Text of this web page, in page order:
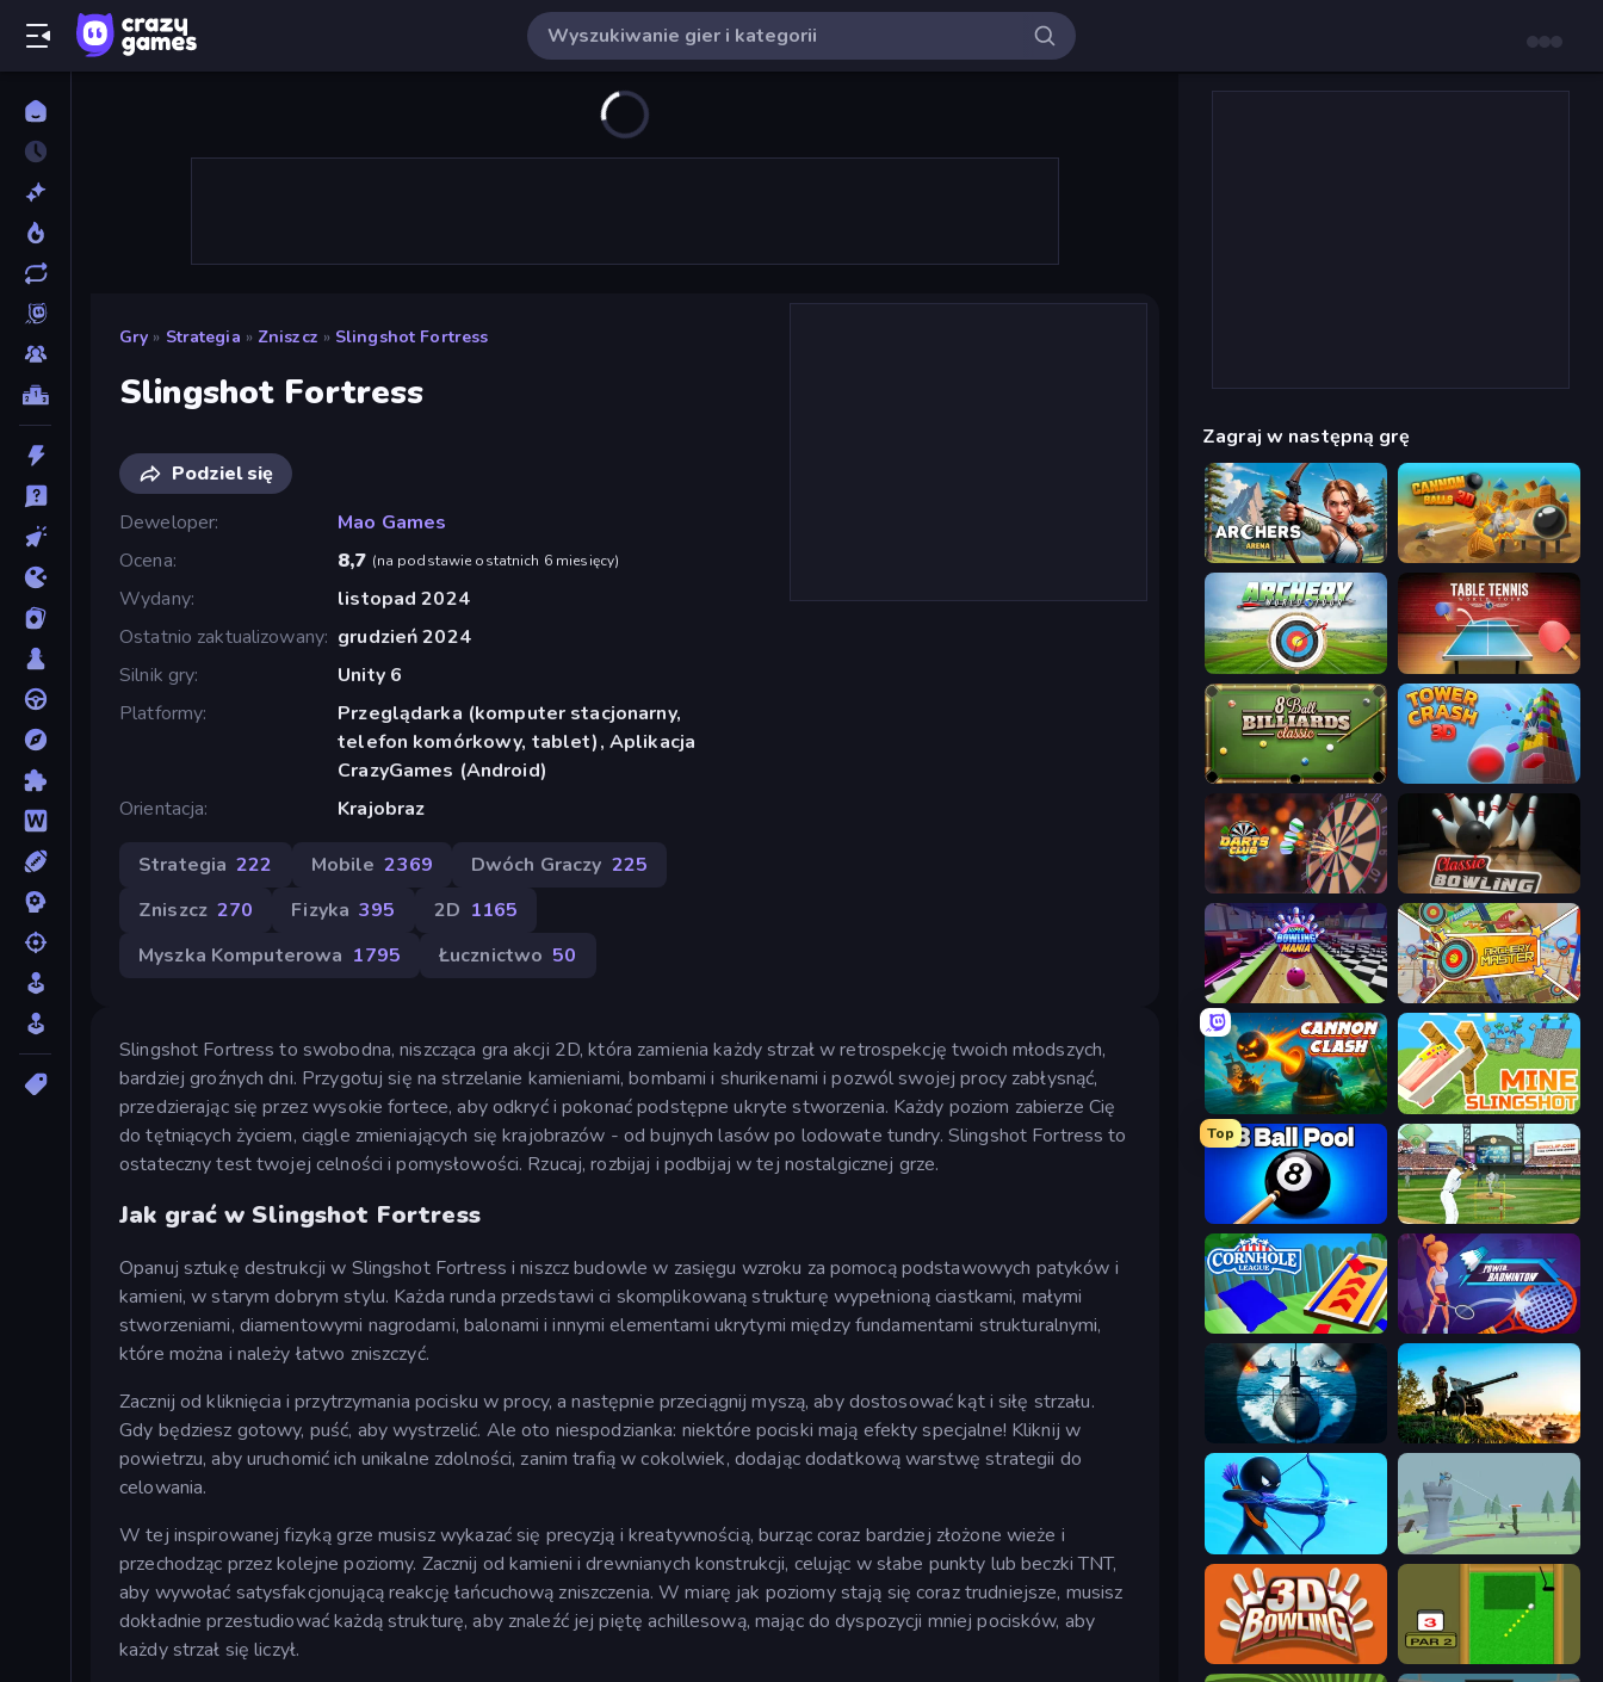
Gry » Strategia » Zniszcz » Slingshot Fortress
Slingshot Fortress
Podziel się
Deweloper
Mao Games
Ocena
8,7 (na podstawie ostatnich 6 miesięcy)
Wydany
listopad 2024
Ostatnio zaktualizowany grudzień 2024
Silnik gry
Unity 6
Platformy
Przeglądarka (komputer stacjonarny,
telefon komórkowy, tablet), Aplikacja
CrazyGames (Android)
Orientacja
Krajobraz
Strategia 222 Mobile 2369 Dwóch Graczy 225
Zniszcz 270 Fizyka 395 2D 1165
Myszka Komputerowa 1795 Łucznictwo 50
Slingshot Fortress to swobodna, niszcząca gra akcji 2D, która zamienia każdy strzał w retrospekcję twoich młodszych,
bardziej groźnych dni. Przygotuj się na strzelanie kamieniami, bombami i shurikenami i pozwól swojej procy zabłysnąć,
przedzierając się przez wysokie fortece, aby odkryć i pokonać podstępne ukryte stworzenia. Każdy poziom zabierze Cię
do tętniących życiem, ciągle zmieniających się krajobrazów - od bujnych lasów po lodowate tundry. Slingshot Fortress to
ostateczny test twojej celności i pomysłowości. Rzucaj, rozbijaj i podbijaj w tej nostalgicznej grze.
Jak grać w Slingshot Fortress
Opanuj sztukę destrukcji w Slingshot Fortress i niszcz budowle w zasięgu wzroku za pomocą podstawowych patyków i
kamieni, w starym dobrym stylu. Każda runda przedstawi ci skomplikowaną strukturę wypełnioną ciastkami, małymi
stworzeniami, diamentowymi nagrodami, balonami i innymi elementami ukrytymi między fundamentami strukturalnymi,
które można i należy łatwo zniszczyć.
Zacznij od kliknięcia i przytrzymania pocisku w procy, a następnie przeciągnij myszą, aby dostosować kąt i siłę strzału.
Gdy będziesz gotowy, puść, aby wystrzelić. Ale oto niespodzianka: niektóre pociski mają efekty specjalne! Kliknij w
powietrzu, aby uruchomić ich unikalne zdolności, zanim trafią w cokolwiek, dodając dodatkową warstwę strategii do
celowania.
W tej inspirowanej fizyką grze musisz wykazać się precyzją i kreatywnością, burząc coraz bardziej złożone wieże i
przechodząc przez kolejne poziomy. Zacznij od kamieni i drewnianych konstrukcji, celując w słabe punkty lub beczki TNT,
aby wywołać satysfakcjonującą reakcję łańcuchową zniszczenia. W miarę jak poziomy stają się coraz trudniejsze, musisz
dokładnie przestudiować każdą strukturę, aby znaleźć jej piętę achillesową, mając do dyspozycji mniej pocisków, aby
każdy strzał się liczył.
Zagraj w następną grę
Archers Arena Cannon Balls 3D
Archery World Tour Table Tennis World Tour
8 Ball Billiards Classic Tower Crash 3D
Darts Club Classic Bowling
Super Bowling Mania Archery Master
Cannon Clash Mine Slingshot
Top
Baseball
Cornhole League Power Badminton
Ships Battlefield 3D Artillery Vs Tanks
Archers Random Tower Archer
3D Bowling